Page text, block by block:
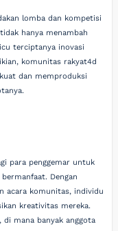
lomba dan kompetisi
hanya menambah
terciptanya inovasi
komunitas rakyat4d
dan memproduksi
para penggemar untuk
Dengan
acara komunitas, individu
kreativitas mereka.
di mana banyak anggota